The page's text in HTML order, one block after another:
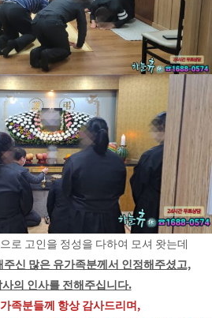
로 고인을 정성을 다하여 모셔 왓는데
신 많은 유가족분께서 인정해주셨고,
의 인사를 전해주십니다.
족분들께 항상 감사드리며,